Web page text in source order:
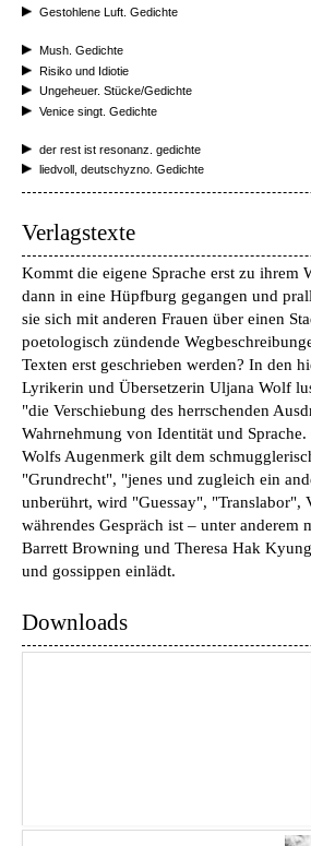
Gestohlene Luft. Gedichte
Mush. Gedichte
Risiko und Idiotie
Ungeheuer. Stücke/Gedichte
Venice singt. Gedichte
der rest ist resonanz. gedichte
liedvoll, deutschyzno. Gedichte
Verlagstexte
Kommt die eigene Sprache erst zu ihrem
dann in eine Hüpfburg gegangen und
sie sich mit anderen Frauen über einen
poetologisch zündende
Texten erst geschrieben werden? In den
Lyrikerin und Übersetzerin Uljana Wolf
"die Verschiebung des herrschenden
Wahrnehmung von Identität und
Wolfs Augenmerk gilt dem
"Grundrecht", "jenes und zugleich ein
unberührt, wird "Guessay", "Translabor",
währendes Gespräch ist – unter
Barrett Browning und Theresa Hak
und gossippen einlädt.
Downloads